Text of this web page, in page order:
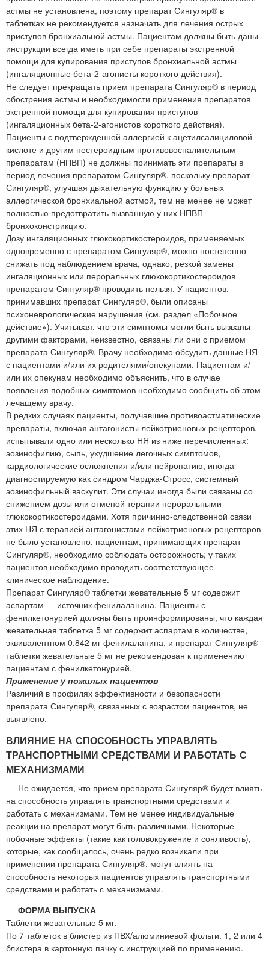
астмы не установлена, поэтому препарат Сингуляр® в
таблетках не рекомендуется назначать для лечения острых
приступов бронхиальной астмы. Пациентам должны быть даны
инструкции всегда иметь при себе препараты экстренной
помощи для купирования приступов бронхиальной астмы
(ингаляционные бета-2-агонисты короткого действия).
Не следует прекращать прием препарата Сингуляр® в период
обострения астмы и необходимости применения препаратов
экстренной помощи для купирования приступов
(ингаляционных бета-2-агонистов короткого действия).
Пациенты с подтвержденной аллергией к ацетилсалициловой
кислоте и другим нестероидным противовоспалительным
препаратам (НПВП) не должны принимать эти препараты в
период лечения препаратом Сингуляр®, поскольку препарат
Сингуляр®, улучшая дыхательную функцию у больных
аллергической бронхиальной астмой, тем не менее не может
полностью предотвратить вызванную у них НПВП
бронхоконстрикцию.
Дозу ингаляционных глюкокортикостероидов, применяемых
одновременно с препаратом Сингуляр®, можно постепенно
снижать под наблюдением врача, однако, резкой замены
ингаляционных или пероральных глюкокортикостероидов
препаратом Сингуляр® проводить нельзя. У пациентов,
принимавших препарат Сингуляр®, были описаны
психоневрологические нарушения (см. раздел «Побочное
действие»). Учитывая, что эти симптомы могли быть вызваны
другими факторами, неизвестно, связаны ли они с приемом
препарата Сингуляр®. Врачу необходимо обсудить данные НЯ
с пациентами и/или их родителями/опекунами. Пациентам и/
или их опекунам необходимо объяснить, что в случае
появления подобных симптомов необходимо сообщить об этом
лечащему врачу.
В редких случаях пациенты, получавшие противоастматические
препараты, включая антагонисты лейкотриеновых рецепторов,
испытывали одно или несколько НЯ из ниже перечисленных:
эозинофилию, сыпь, ухудшение легочных симптомов,
кардиологические осложнения и/или нейропатию, иногда
диагностируемую как синдром Чарджа-Стросс, системный
эозинофильный васкулит. Эти случаи иногда были связаны со
снижением дозы или отменой терапии пероральными
глюкокортикостероидами. Хотя причинно-следственной связи
этих НЯ с терапией антагонистами лейкотриеновых рецепторов
не было установлено, пациентам, принимающих препарат
Сингуляр®, необходимо соблюдать осторожность; у таких
пациентов необходимо проводить соответствующее
клиническое наблюдение.
Препарат Сингуляр® таблетки жевательные 5 мг содержит
аспартам — источник фенилаланина. Пациенты с
фенилкетонурией должны быть проинформированы, что каждая
жевательная таблетка 5 мг содержит аспартам в количестве,
эквивалентном 0,842 мг фенилаланина, и препарат Сингуляр®
таблетки жевательные 5 мг не рекомендован к применению
пациентам с фенилкетонурией.
Применение у пожилых пациентов
Различий в профилях эффективности и безопасности
препарата Сингуляр®, связанных с возрастом пациентов, не
выявлено.
ВЛИЯНИЕ НА СПОСОБНОСТЬ УПРАВЛЯТЬ
ТРАНСПОРТНЫМИ СРЕДСТВАМИ И РАБОТАТЬ С
МЕХАНИЗМАМИ
Не ожидается, что прием препарата Сингуляр® будет влиять
на способность управлять транспортными средствами и
работать с механизмами. Тем не менее индивидуальные
реакции на препарат могут быть различными. Некоторые
побочные эффекты (такие как головокружение и сонливость),
которые, как сообщалось, очень редко возникали при
применении препарата Сингуляр®, могут влиять на
способность некоторых пациентов управлять транспортными
средствами и работать с механизмами.
ФОРМА ВЫПУСКА
Таблетки жевательные 5 мг.
По 7 таблеток в блистер из ПВХ/алюминиевой фольги. 1, 2 или 4
блистера в картонную пачку с инструкцией по применению.